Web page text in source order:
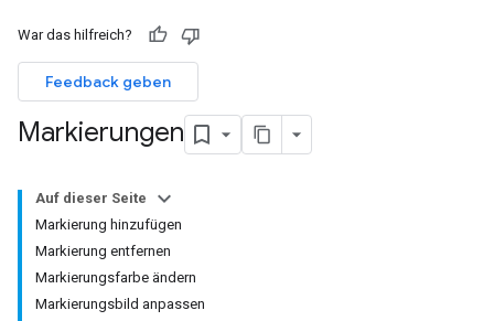
War das hilfreich?
Feedback geben
Markierungen
Auf dieser Seite
Markierung hinzufügen
Markierung entfernen
Markierungsfarbe ändern
Markierungsbild anpassen